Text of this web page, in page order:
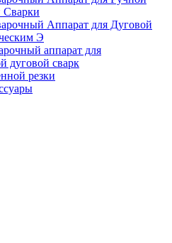
Сварки
Аппарат для Дуговой
Э
аппарат для
дуговой сварк
резки